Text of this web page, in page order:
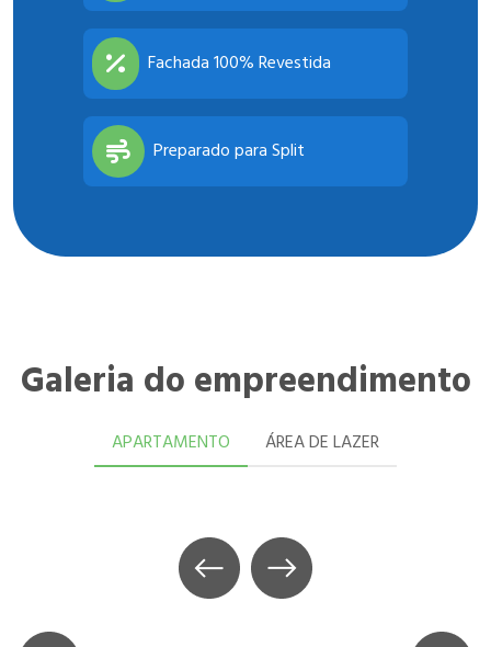
Fachada 100% Revestida
Preparado para Split
Galeria do empreendimento
APARTAMENTO ÁREA DE LAZER